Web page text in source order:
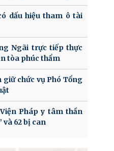
dấu hiệu tham ô tài
Ngãi trực tiếp thực
tòa phúc thẩm
chức vụ Phó Tổng
Pháp y tâm thần
62 bị can